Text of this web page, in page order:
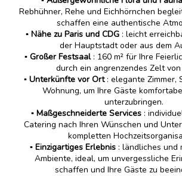
Rebhühner, Rehe und Eichhörnchen
schaffen eine authentische
▪️ Nähe zu Paris und CDG: leicht
der Hauptstadt oder aus dem
▪️ Großer Festsaal: 160 m² für Ihre
durch ein angrenzendes Zelt von
▪️ Unterkünfte vor Ort: elegante Zimmer,
Wohnung, um Ihre Gäste
unterzubringen.
▪️ Maßgeschneiderte Services:
Catering nach Ihren Wünschen und
kompletten
▪️ Einzigartiges Erlebnis : ländliches und
Ambiente, ideal, um unvergessliche
schaffen und Ihre Gäste zu